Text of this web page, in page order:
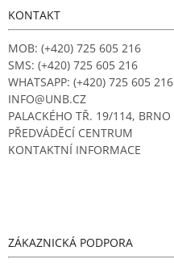
KONTAKT
MOB: (+420) 725 605 216
SMS: (+420) 725 605 216
WHATSAPP: (+420) 725 605 216
INFO@UNB.CZ
PALACKÉHO TŘ. 19/114, BRNO
PŘEDVÁDĚCÍ CENTRUM
KONTAKTNÍ INFORMACE
ZÁKAZNICKÁ PODPORA